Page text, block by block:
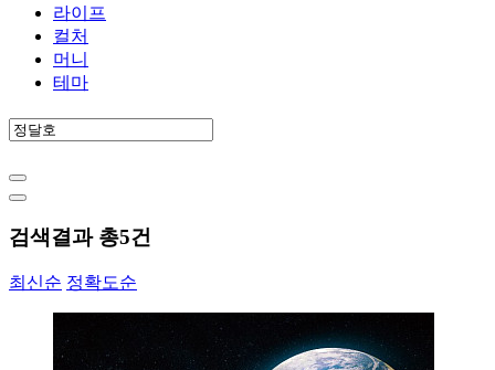
라이프
컬처
머니
테마
검색결과 총5건
최신순 정확도순